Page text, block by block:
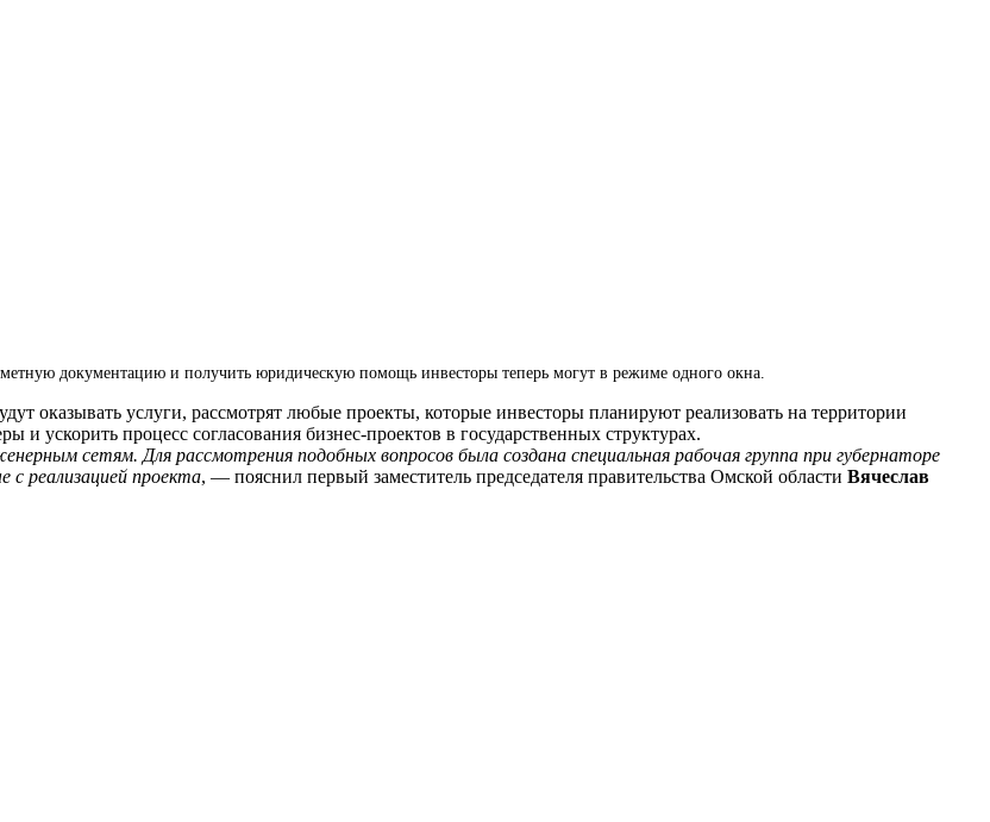
документацию и получить юридическую помощь инвесторы теперь могут в режиме одного окна.
оказывать услуги, рассмотрят любые проекты, которые инвесторы планируют реализовать на территории
ускорить процесс согласования бизнес-проектов в государственных структурах.
сетям. Для рассмотрения подобных вопросов была создана специальная рабочая группа при губернаторе
с реализацией проекта, — пояснил первый заместитель председателя правительства Омской области Вячеслав